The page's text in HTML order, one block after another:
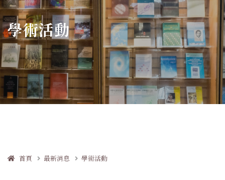
學術活動
首頁 最新消息 學術活動